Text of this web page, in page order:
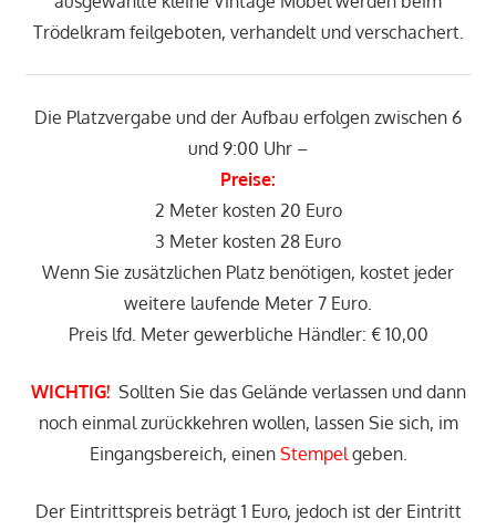
Trödelkram feilgeboten, verhandelt und verschachert.
Die Platzvergabe und der Aufbau erfolgen zwischen 6
und 9:00 Uhr –
Preise:
2 Meter kosten 20 Euro
3 Meter kosten 28 Euro
Wenn Sie zusätzlichen Platz benötigen, kostet jeder
weitere laufende Meter 7 Euro.
Preis lfd. Meter gewerbliche Händler: € 10,00
WICHTIG!Sollten Sie das Gelände verlassen und dann
noch einmal zurückkehren wollen, lassen Sie sich, im
Eingangsbereich, einen Stempelgeben.
Der Eintrittspreis beträgt 1 Euro, jedoch ist der Eintritt